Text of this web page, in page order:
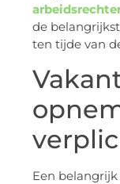
de
ten tijde van
Een